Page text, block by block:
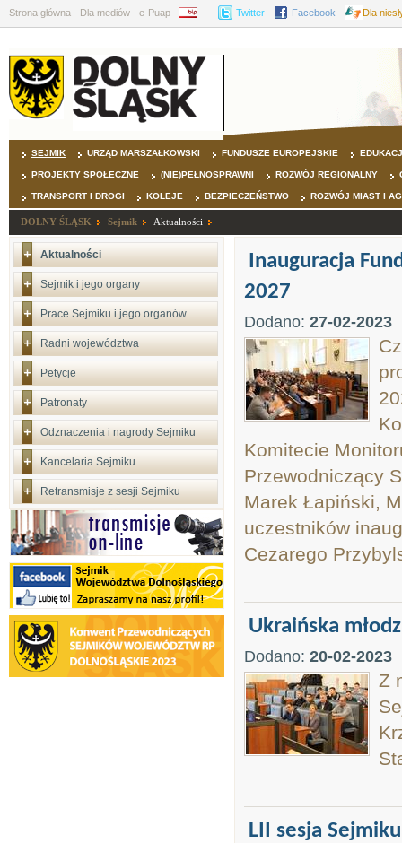
Strona główna Dla mediów e-Puap BIP Twitter Facebook Dla
SEJMIK URZĄD MARSZAŁKOWSKI FUNDUSZE EUROPEJSKIE
PROJEKTY SPOŁECZNE (NIE)PEŁNOSPRAWNI ROZWÓJ REGIONALNY
TRANSPORT I DROGI KOLEJE BEZPIECZEŃSTWO ROZWÓJ MIAST I
DOLNY ŚLĄSK Sejmik Aktualności
Aktualności
Sejmik i jego organy
Prace Sejmiku i jego organów
Radni województwa
Petycje
Patronaty
Odznaczenia i nagrody Sejmiku
Kancelaria Sejmiku
Retransmisje z sesji Sejmiku
Inauguracja
2027
Dodano: 27-02-2023
Komitecie
Przewodniczący
Marek Łapiński,
uczestników
Cezarego
Ukraińska
Dodano: 20-02-2023
Z
LII sesja Sejmiku